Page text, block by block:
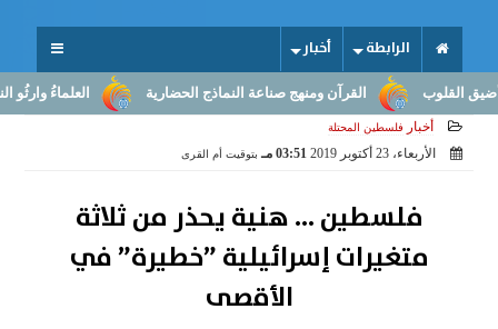
الرابطة أخبار
العلماءُ وارثُو النبوّة: القرآن ومنهج صناعة النماذج الحضارية
أخبار فلسطين المحتلة
الأربعاء، 23 أكتوبر 2019 03:51 مـ بتوقيت أم القرى
فلسطين ... هنية يحذر من ثلاثة
متغيرات إسرائيلية ”خطيرة” في
الأقصى